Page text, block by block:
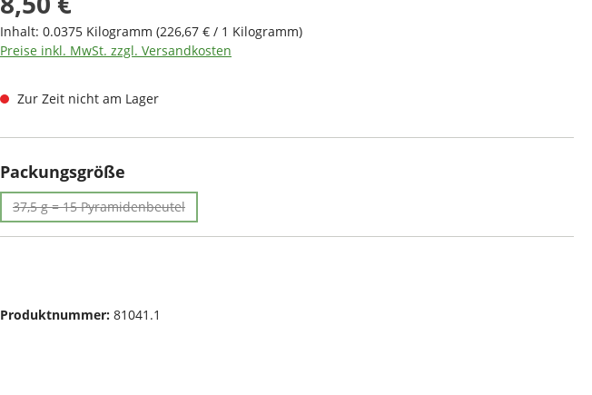
Inhalt: 0.0375 Kilogramm (226,67 € / 1 Kilogramm)
Preise inkl. MwSt. zzgl. Versandkosten
Zur Zeit nicht am Lager
Packungsgröße
37,5 g = 15 Pyramidenbeutel
(Diese Option ist zurzeit nicht verfügbar.)
Produktnummer: 81041.1